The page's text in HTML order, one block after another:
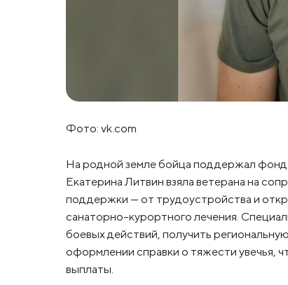
Фото: vk.com
На родной земле бойца поддержал
Екатерина Литвин взяла ветерана на
поддержки — от трудоустройства и
санаторно-курортного лечения.
боевых действий, получить
оформлении справки о тяжести увечья,
выплаты.